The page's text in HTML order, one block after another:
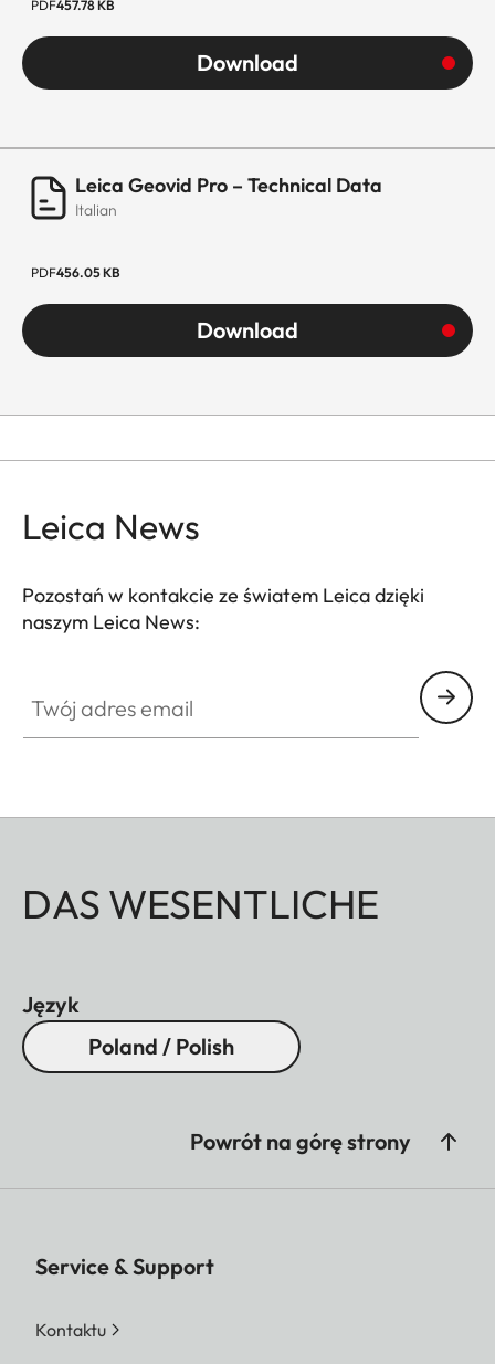
PDF457.78 KB
Download
Leica Geovid Pro – Technical Data
Italian
PDF456.05 KB
Download
Leica News
Pozostań w kontakcie ze światem Leica dzięki
naszym Leica News:
DAS WESENTLICHE
Język
Poland / Polish
Powrót na górę strony
Service & Support
Kontaktu